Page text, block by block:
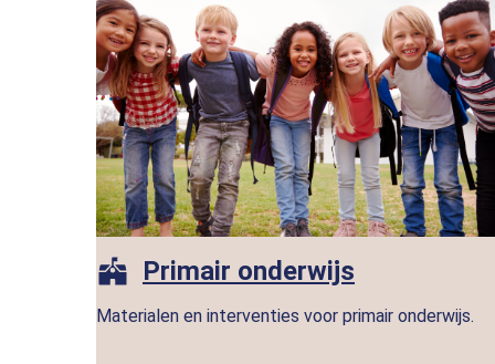
Primair onderwijs
Materialen en interventies voor primair onderwijs.